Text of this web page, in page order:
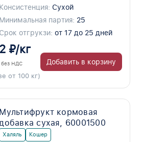
Консистенция: Сухой
Минимальная партия: 25
Срок отгрукзи: от 17 до 25 дней
₽/кг
без НДС
от 100 кг)
Добавить в корзину
Мультифрукт кормовая
сухая, 60001500
Халяль Кошер